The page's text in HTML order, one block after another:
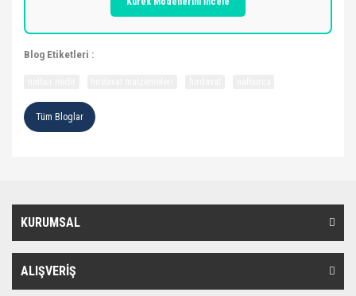
Blog Etiketleri :
Tüm Bloglar
KURUMSAL
ALIŞVERİŞ